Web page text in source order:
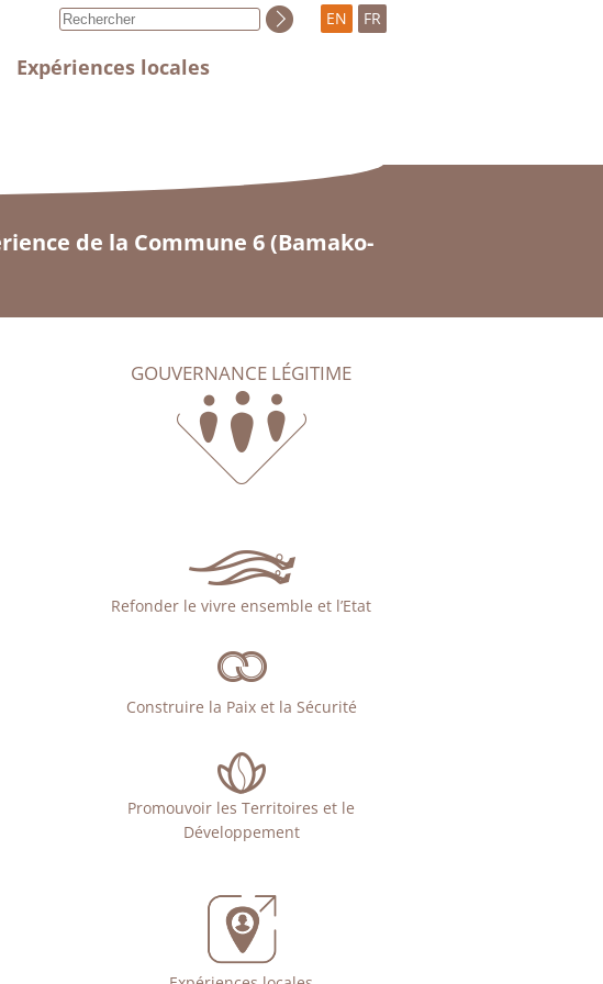
Expériences locales
EN FR
de la Commune 6 (Bamako-
GOUVERNANCE LÉGITIME
Refonder le vivre ensemble et l’Etat
Construire la Paix et la Sécurité
Promouvoir les Territoires et le
Développement